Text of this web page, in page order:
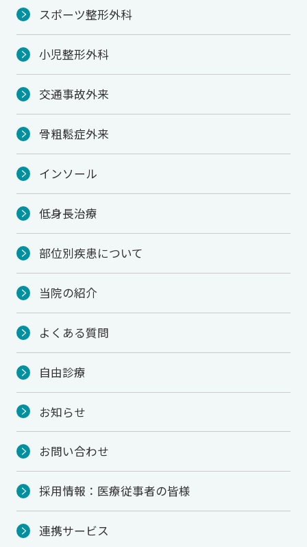
スポーツ整形外科
小児整形外科
交通事故外来
骨粗鬆症外来
インソール
低身長治療
部位別疾患について
当院の紹介
よくある質問
自由診療
お知らせ
お問い合わせ
採用情報：医療従事者の皆様
連携サービス